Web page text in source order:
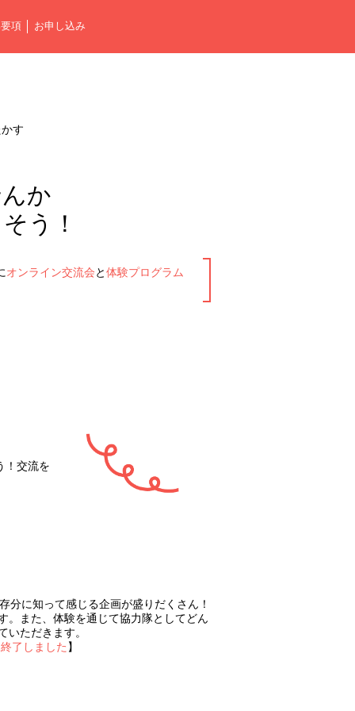
項 お申し込み
す
か
う！
オンライン交流会と体験プログラム
！交流を
分に知って感じる企画が盛りだくさん！
。また、体験を通じて協力隊としてどん
いただきます。
了しました 】